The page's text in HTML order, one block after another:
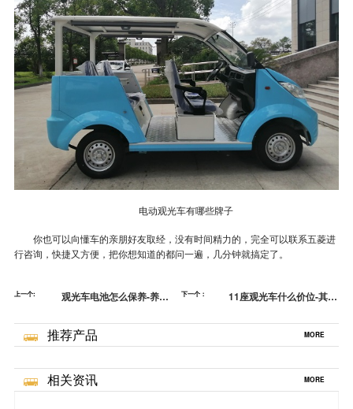
电动观光车有哪些牌子
你也可以向懂车的亲朋好友取经，没有时间精力的，完全可以联系五菱进
行咨询，快捷又方便，把你想知道的都问一遍，几分钟就搞定了。
上一个:
观光车电池怎么保养-养护
下一个：
11座观光车什么价位-其他
推荐产品 MORE
相关资讯 MORE